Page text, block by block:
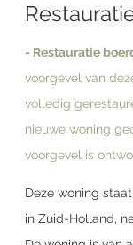
- Restauratie
voorgevel van
volledig
nieuwe woning
voorgevel is
Deze woning
in Zuid-Holland,